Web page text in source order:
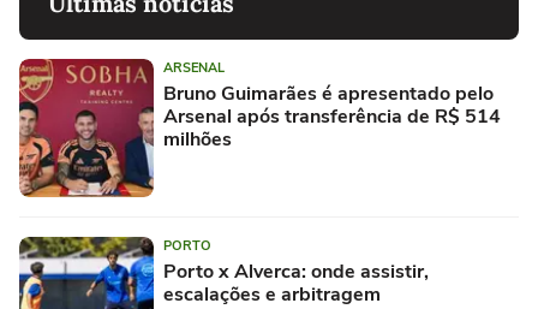
ARSENAL
Bruno Guimarães é apresentado pelo
Arsenal após transferência de R$ 514
milhões
PORTO
Porto x Alverca: onde assistir,
escalações e arbitragem